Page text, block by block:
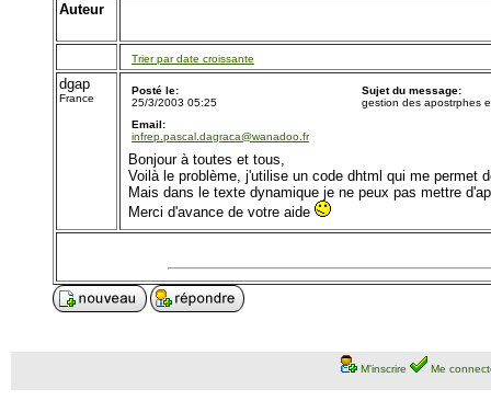
Auteur
Trier par date croissante
dgap
France
Posté le:
25/3/2003 05:25
Sujet du message:
gestion des apostrphes
Email:
infrep.pascal.dagraca@wanadoo.fr
Bonjour à toutes et tous,
Voilà le problème, j'utilise un code dhtml qui me permet
Mais dans le texte dynamique je ne peux pas mettre
Merci d'avance de votre aide
M'inscrire Me